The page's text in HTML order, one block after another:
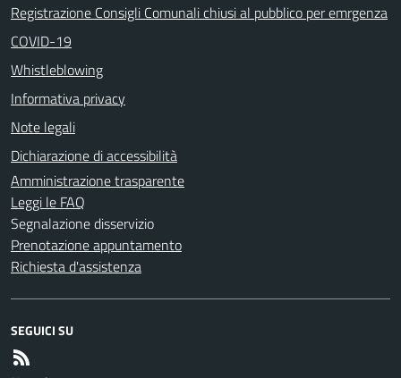
Registrazione Consigli Comunali chiusi al pubblico per emrgenza
COVID-19
Whistleblowing
Informativa privacy
Note legali
Dichiarazione di accessibilità
Amministrazione trasparente
Leggi le FAQ
Segnalazione disservizio
Prenotazione appuntamento
Richiesta d'assistenza
SEGUICI SU